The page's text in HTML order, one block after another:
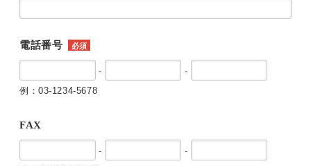
電話番号 必須
-
-
例：03-1234-5678
FAX
-
-